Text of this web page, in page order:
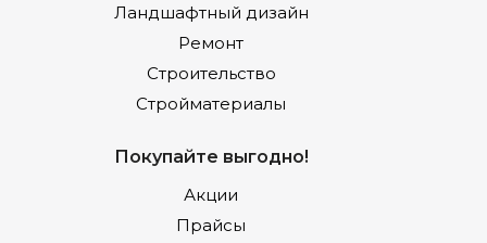
Ландшафтный дизайн
Ремонт
Строительство
Стройматериалы
Покупайте выгодно!
Акции
Прайсы